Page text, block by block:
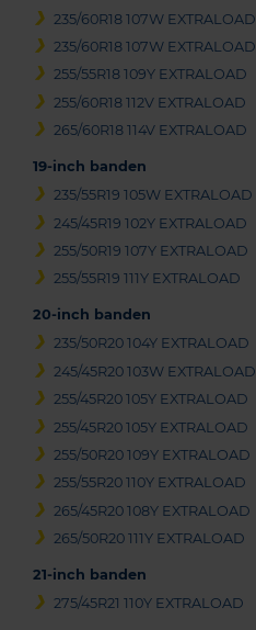
235/60R18 107W EXTRALOAD
235/60R18 107W EXTRALOAD
255/55R18 109Y EXTRALOAD
255/60R18 112V EXTRALOAD
265/60R18 114V EXTRALOAD
19-inch banden
235/55R19 105W EXTRALOAD
245/45R19 102Y EXTRALOAD
255/50R19 107Y EXTRALOAD
255/55R19 111Y EXTRALOAD
20-inch banden
235/50R20 104Y EXTRALOAD
245/45R20 103W EXTRALOAD
255/45R20 105Y EXTRALOAD
255/45R20 105Y EXTRALOAD
255/50R20 109Y EXTRALOAD
255/55R20 110Y EXTRALOAD
265/45R20 108Y EXTRALOAD
265/50R20 111Y EXTRALOAD
21-inch banden
275/45R21 110Y EXTRALOAD